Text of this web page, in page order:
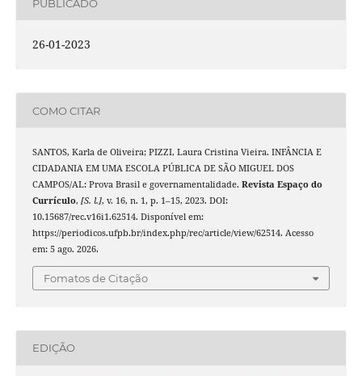
PUBLICADO
26-01-2023
COMO CITAR
SANTOS, Karla de Oliveira; PIZZI, Laura Cristina Vieira. INFÂNCIA E
CIDADANIA EM UMA ESCOLA PÚBLICA DE SÃO MIGUEL DOS
CAMPOS/AL: Prova Brasil e governamentalidade. Revista Espaço do
Currículo, [S. l.], v. 16, n. 1, p. 1–15, 2023. DOI:
10.15687/rec.v16i1.62514. Disponível em:
https://periodicos.ufpb.br/index.php/rec/article/view/62514. Acesso
em: 5 ago. 2026.
Fomatos de Citação
EDIÇÃO